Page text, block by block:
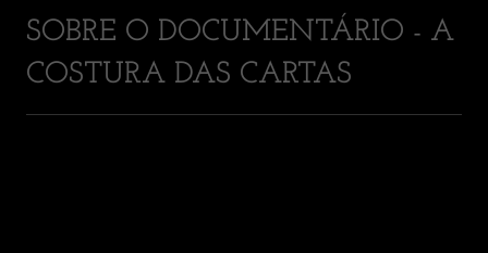
SOBRE O DOCUMENTÁRIO - A
COSTURA DAS CARTAS